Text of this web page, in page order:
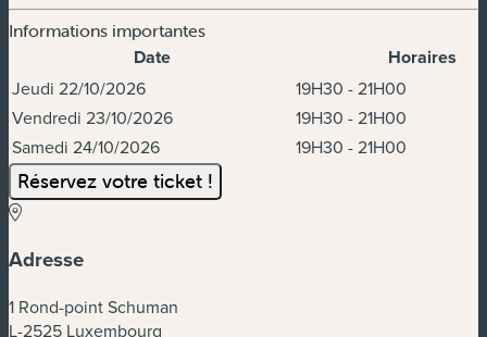
Informations importantes
Dates et horaires
Date Horaires
Jeudi 22/10/2026
19H30 - 21H00
Vendredi 23/10/2026
19H30 - 21H00
Samedi 24/10/2026
19H30 - 21H00
Réservez votre ticket !
Adresse
1 Rond-point Schuman
L-2525 Luxembourg